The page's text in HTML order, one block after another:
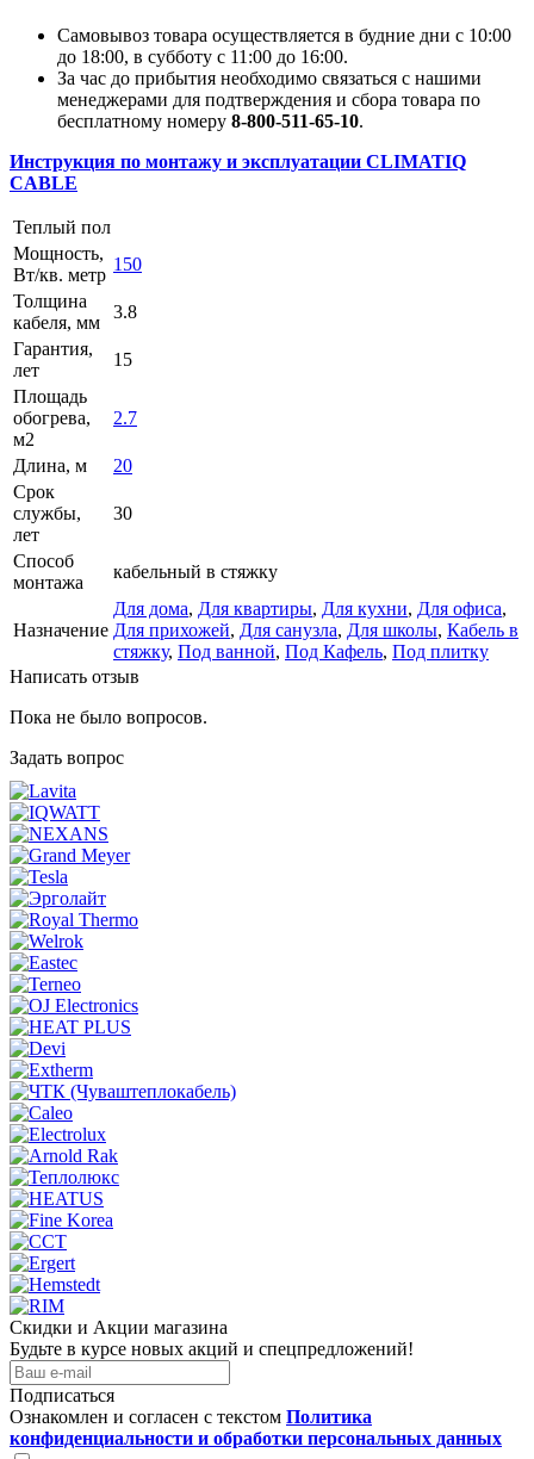
Самовывоз товара осуществляется в будние дни с 10:00
до 18:00, в субботу с 11:00 до 16:00.
За час до прибытия необходимо связаться с нашими
менеджерами для подтверждения и сбора товара по
бесплатному номеру 8-800-511-65-10.
Инструкция по монтажу и эксплуатации CLIMATIQ
CABLE
Теплый пол
Мощность,
Вт/кв. метр
150
Толщина
кабеля, мм
3.8
Гарантия,
лет
15
Площадь
обогрева,
м2
2.7
Длина, м
20
Срок
службы,
лет
30
Способ
монтажа
кабельный в стяжку
Назначение
Для дома, Для квартиры, Для кухни, Для офиса,
Для прихожей, Для санузла, Для школы, Кабель в
стяжку, Под ванной, Под Кафель, Под плитку
Написать отзыв
Пока не было вопросов.
Задать вопрос
Скидки и Акции магазина
Будьте в курсе новых акций и спецпредложений!
Подписаться
Ознакомлен и согласен с текстом Политика
конфиденциальности и обработки персональных данных